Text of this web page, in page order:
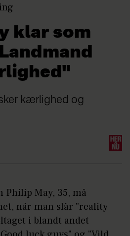
klar som
kærlighed og
Philip May, 35, må
når man slår "reality
i blandt andet